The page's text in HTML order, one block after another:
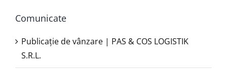
Comunicate
Publicație de vânzare | PAS & COS LOGISTIK
S.R.L.